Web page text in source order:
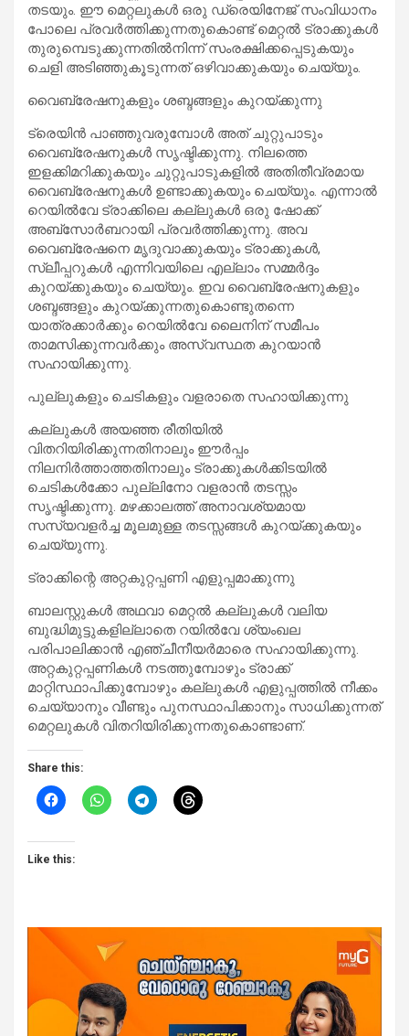
തടയും. ഈ മെറ്റലുകള്‍ ഒരു ഡ്രെയിനേജ് സംവിധാനം
പോലെ പ്രവര്‍ത്തിക്കുന്നതുകൊണ്ട് മെറ്റല്‍ ട്രാക്കുകള്‍
തുരുമ്പെടുക്കുന്നതില്‍നിന്ന് സംരക്ഷിക്കപ്പെടുകയും
ചെളി അടിഞ്ഞുകൂടുന്നത് ഒഴിവാക്കുകയും ചെയ്യും.
വൈബ്രേഷനുകളും ശബ്ദങ്ങളും കുറയ്ക്കുന്നു
ട്രെയിന്‍ പാഞ്ഞുവരുമ്പോള്‍ അത് ചുറ്റുപാടും
വൈബ്രേഷനുകള്‍ സൃഷ്ടിക്കുന്നു. നിലത്തെ
ഇളക്കിമറിക്കുകയും ചുറ്റുപാടുകളില്‍ അതിതീവ്രമായ
വൈബ്രേഷനുകള്‍ ഉണ്ടാക്കുകയും ചെയ്യും. എന്നാല്‍
റെയില്‍വേ ട്രാക്കിലെ കല്ലുകള്‍ ഒരു ഷോക്ക്
അബ്‌സോര്‍ബറായി പ്രവര്‍ത്തിക്കുന്നു. അവ
വൈബ്രേഷനെ മൃദുവാക്കുകയും ട്രാക്കുകള്‍,
സ്ലീപ്പറുകള്‍ എന്നിവയിലെ എല്ലാം സമ്മര്‍ദ്ദം
കുറയ്ക്കുകയും ചെയ്യും. ഇവ വൈബ്രേഷനുകളും
ശബ്ദങ്ങളും കുറയ്ക്കുന്നതുകൊണ്ടുതന്നെ
യാത്രക്കാര്‍ക്കും റെയില്‍വേ ലൈനിന് സമീപം
താമസിക്കുന്നവര്‍ക്കും അസ്വസ്ഥത കുറയാന്‍
സഹായിക്കുന്നു.
പുല്ലുകളും ചെടികളും വളരാതെ സഹായിക്കുന്നു
കല്ലുകള്‍ അയഞ്ഞ രീതിയില്‍
വിതറിയിരിക്കുന്നതിനാലും ഈര്‍പ്പം
നിലനിര്‍ത്താത്തതിനാലും ട്രാക്കുകള്‍ക്കിടയില്‍
ചെടികള്‍ക്കോ പുല്ലിനോ വളരാന്‍ തടസ്സം
സൃഷ്ടിക്കുന്നു. മഴക്കാലത്ത് അനാവശ്യമായ
സസ്യവളര്‍ച്ച മൂലമുള്ള തടസ്സങ്ങള്‍ കുറയ്ക്കുകയും
ചെയ്യുന്നു.
ട്രാക്കിന്റെ അറ്റകുറ്റപ്പണി എളുപ്പമാക്കുന്നു
ബാലസ്റ്റുകള്‍ അഥവാ മെറ്റല്‍ കല്ലുകള്‍ വലിയ
ബുദ്ധിമുട്ടുകളില്ലാതെ റയില്‍വേ ശ്യംഖല
പരിപാലിക്കാന്‍ എഞ്ചീനീയര്‍മാരെ സഹായിക്കുന്നു.
അറ്റകുറ്റപ്പണികള്‍ നടത്തുമ്പോഴും ട്രാക്ക്
മാറ്റിസ്ഥാപിക്കുമ്പോഴും കല്ലുകള്‍ എളുപ്പത്തില്‍ നീക്കം
ചെയ്യാനും വീണ്ടും പുനസ്ഥാപിക്കാനും സാധിക്കുന്നത്
മെറ്റലുകള്‍ വിതറിയിരിക്കുന്നതുകൊണ്ടാണ്.
Share this:
Like this: